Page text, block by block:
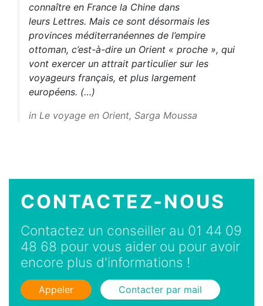
connaître en France la Chine dans
leurs Lettres. Mais ce sont désormais les
provinces méditerranéennes de l’empire
ottoman, c’est-à-dire un Orient « proche », qui
vont exercer un attrait particulier sur les
voyageurs français, et plus largement
européens. (…)
in Le voyage en Orient, Sarga Moussa
CONTACTEZ-NOUS
Contactez un conseiller au 01 44 09
48 68 pour vous aider ou pour avoir
encore plus d'informations !
Appeler Contacter par mail